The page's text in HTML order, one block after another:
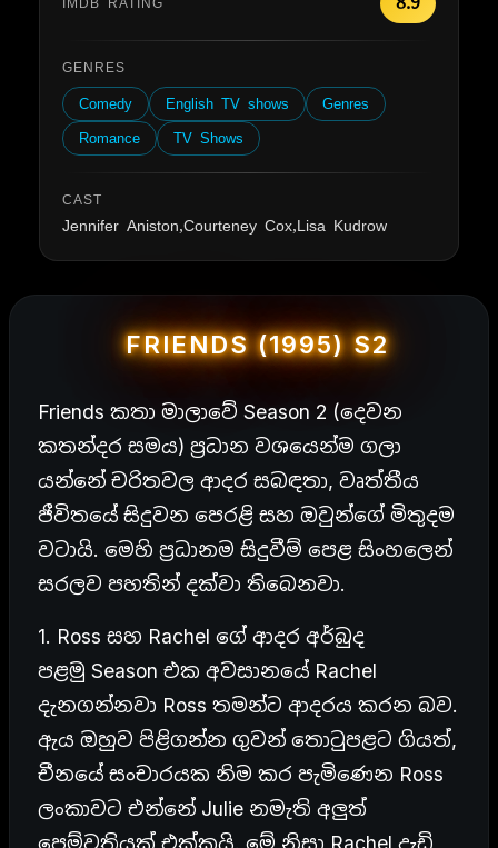
GENRES
Comedy English TV shows
Genres
Romance
TV Shows
CAST
Jennifer Aniston,Courteney Cox,Lisa Kudrow
FRIENDS (1995) S2
Friends කතා මාලාවේ Season 2 (දෙවන
කතන්දර සමය) ප්‍රධාන වශයෙන්ම ගලා
යන්නේ චරිතවල ආදර සබඳතා, වෘත්තීය
ජීවිතයේ සිදුවන පෙරළි සහ ඔවුන්ගේ මිතුදම
වටායි. මෙහි ප්‍රධානම සිදුවීම් පෙළ සිංහලෙන්
සරලව පහතින් දක්වා තිබෙනවා.
1. Ross සහ Rachel ගේ ආදර අර්බුද
පළමු Season එක අවසානයේ Rachel
දැනගන්නවා Ross තමන්ට ආදරය කරන බව.
ඇය ඔහුව පිළිගන්න ගුවන් තොටුපළට ගියත්,
චීනයේ සංචාරයක නිම කර පැමිණෙන Ross
ලංකාවට එන්නේ Julie නමැති අලුත්
පෙම්වතියක් එක්කයි. මේ නිසා Rachel දැඩි